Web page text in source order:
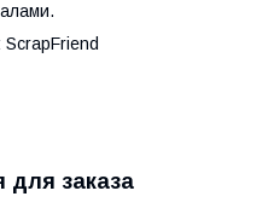
заказа